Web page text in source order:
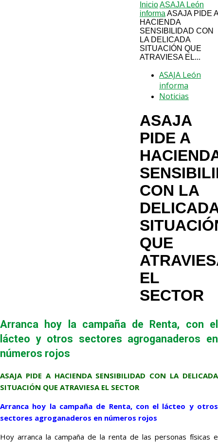
InicioASAJA León
informa ASAJA PIDE A
HACIENDA
SENSIBILIDAD CON
LA DELICADA
SITUACIÓN QUE
ATRAVIESA EL...
ASAJA León
informa
Noticias
ASAJA
PIDE A
CON LA
QUE
EL
SECTOR
Arranca hoy la campaña de Renta, con el
lácteo y otros sectores agroganaderos en
números rojos
ASAJA PIDE A HACIENDA SENSIBILIDAD CON LA DELICADA
SITUACIÓN QUE ATRAVIESA EL SECTOR
Arranca hoy la campaña de Renta, con el lácteo y otros
sectores agroganaderos en números rojos
Hoy arranca la campaña de la renta de las personas físicas e